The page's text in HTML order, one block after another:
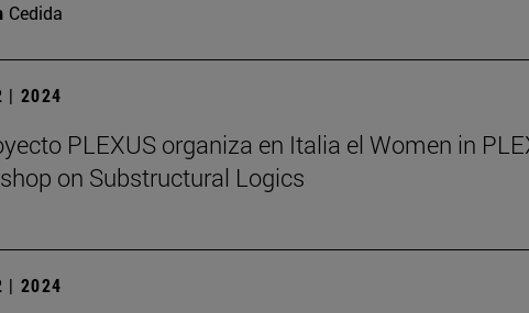
Cedida
| 2024
PLEXUS organiza en Italia el Women in
on Substructural Logics
| 2024